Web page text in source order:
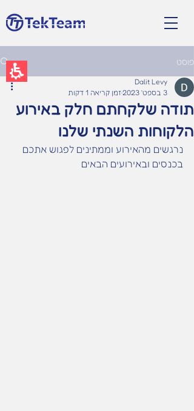
של
דף
לחץ
אנטר
כדי
לעבור
לאזור
מרכזי
פוסט
תודה שלקחתם חלק באירוע
הלקוחות השנתי שלנו
Dalit Levy
3 בספט׳ 2023
זמן קריאה 1 דקות
נרגשים מהאירוע וממתינים לפגוש אתכם
בכנסים ובאירועים הבאים